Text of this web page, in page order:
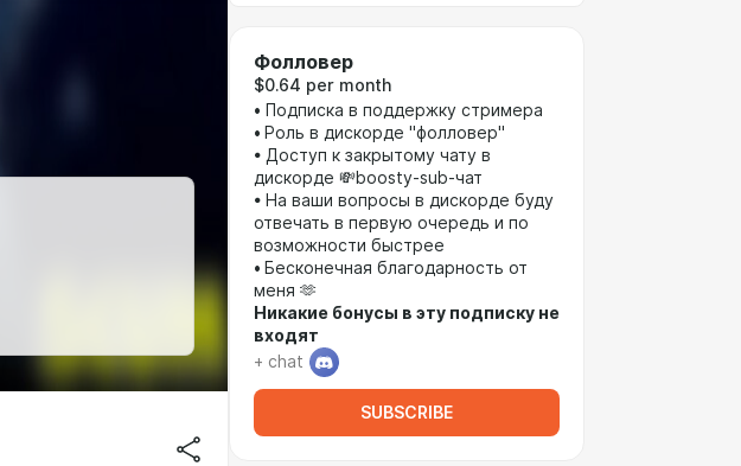
Фолловер
$0.64 per month
• Подписка в поддержку стримера
• Роль в дискорде "фолловер"
• Доступ к закрытому чату в
дискорде 💸boosty-sub-чат
• На ваши вопросы в дискорде буду
отвечать в первую очередь и по
возможности быстрее
• Бесконечная благодарность от
меня 🫶
Никакие бонусы в эту подписку не
входят
+ chat
SUBSCRIBE